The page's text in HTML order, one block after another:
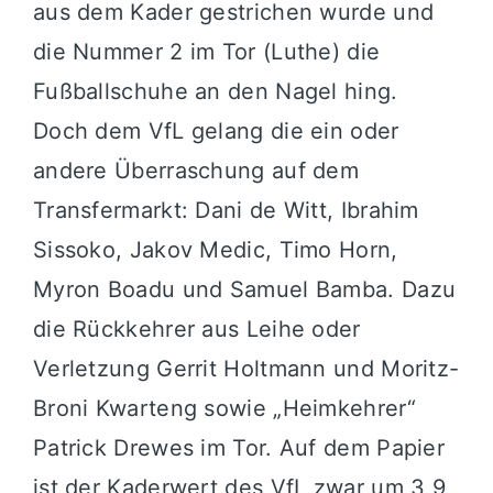
aus dem Kader gestrichen wurde und
die Nummer 2 im Tor (Luthe) die
Fußballschuhe an den Nagel hing.
Doch dem VfL gelang die ein oder
andere Überraschung auf dem
Transfermarkt: Dani de Witt, Ibrahim
Sissoko, Jakov Medic, Timo Horn,
Myron Boadu und Samuel Bamba. Dazu
die Rückkehrer aus Leihe oder
Verletzung Gerrit Holtmann und Moritz-
Broni Kwarteng sowie „Heimkehrer“
Patrick Drewes im Tor. Auf dem Papier
ist der Kaderwert des VfL zwar um 3,9